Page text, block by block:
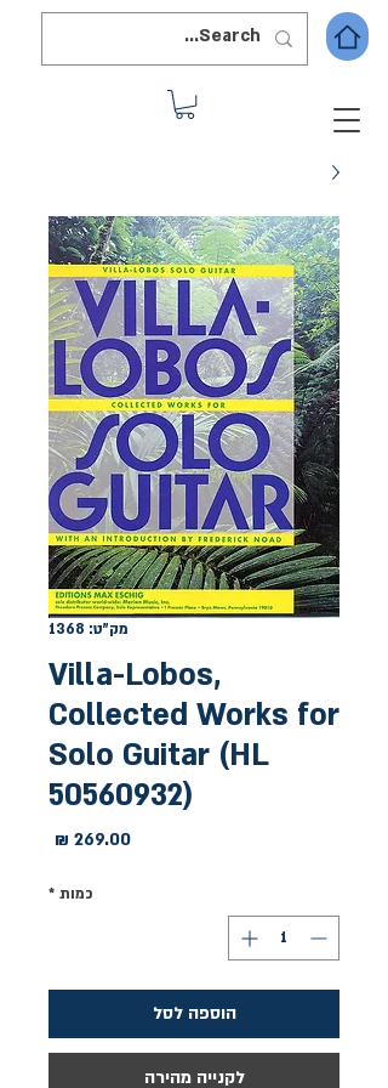
מק"ט: 1368
Villa-Lobos,
Collected Works for
Solo Guitar (HL
50560932)
כמות *
הוספה לסל
לקנייה מהירה